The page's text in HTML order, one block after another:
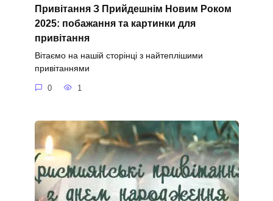
Привітання З Прийдешнім Новим Роком
2025: побажання та картинки для
привітання
Вітаємо на нашій сторінці з найтеплішими
привітаннями
0 1